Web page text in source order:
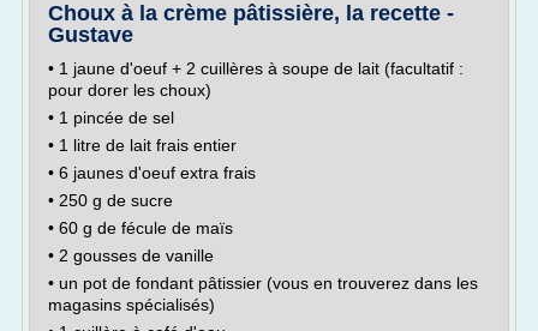
Choux à la crème pâtissière, la recette -
Gustave
• 1 jaune d'oeuf + 2 cuillères à soupe de lait (facultatif :
pour dorer les choux)
• 1 pincée de sel
• 1 litre de lait frais entier
• 6 jaunes d'oeuf extra frais
• 250 g de sucre
• 60 g de fécule de maïs
• 2 gousses de vanille
• un pot de fondant pâtissier (vous en trouverez dans les
magasins spécialisés)